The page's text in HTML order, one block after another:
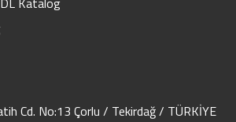
Cd. No:13 Çorlu / Tekirdağ / TÜRKİYE